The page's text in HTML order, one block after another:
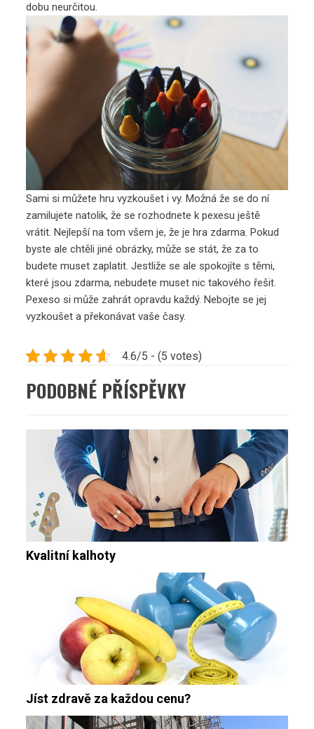
dobu neurčitou.
Sami si můžete hru vyzkoušet i vy. Možná že se do ní
zamilujete natolik, že se rozhodnete k pexesu ještě
vrátit. Nejlepší na tom všem je, že je hra zdarma. Pokud
byste ale chtěli jiné obrázky, může se stát, že za to
budete muset zaplatit. Jestliže se ale spokojíte s těmi,
které jsou zdarma, nebudete muset nic takového řešit.
Pexeso si může zahrát opravdu každý. Nebojte se jej
vyzkoušet a překonávat vaše časy.
4.6/5 - (5 votes)
PODOBNÉ PŘÍSPĚVKY
Kvalitní kalhoty
Jíst zdravě za každou cenu?